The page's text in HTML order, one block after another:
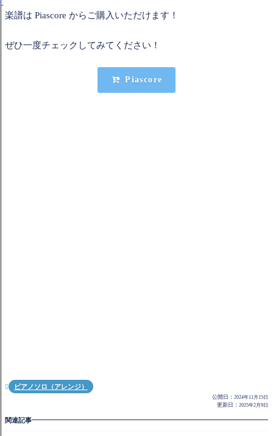
楽譜は Piascore からご購入いただけます！
ぜひ一度チェックしてみてください！
Piascore
 ピアノソロ（アレンジ）
公開日： 2024年11月15日
更新日： 2025年2月9日
関連記事